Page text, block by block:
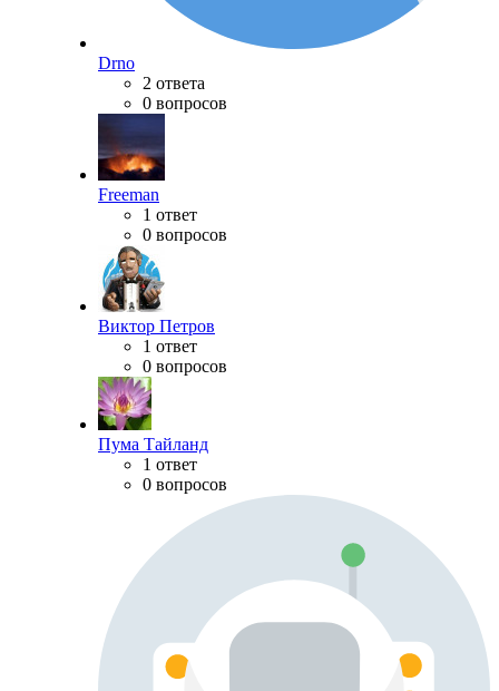
Drno
2 ответа
0 вопросов
Freeman
1 ответ
0 вопросов
Виктор Петров
1 ответ
0 вопросов
Пума Тайланд
1 ответ
0 вопросов